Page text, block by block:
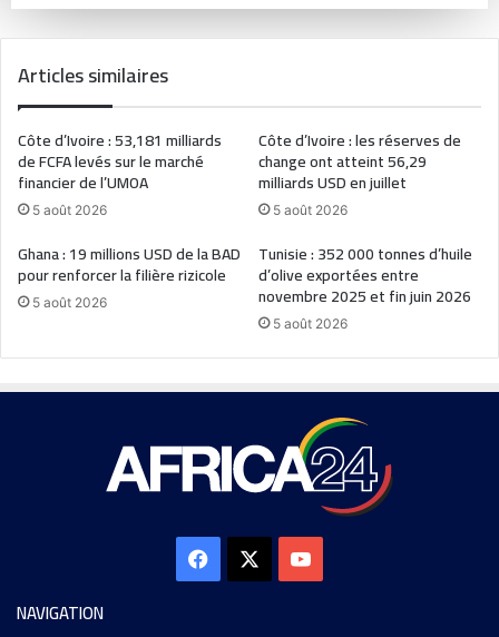
Articles similaires
Côte d’Ivoire : 53,181 milliards
de FCFA levés sur le marché
financier de l’UMOA
5 août 2026
Côte d’Ivoire : les réserves de
change ont atteint 56,29
milliards USD en juillet
5 août 2026
Ghana : 19 millions USD de la BAD
pour renforcer la filière rizicole
5 août 2026
Tunisie : 352 000 tonnes d’huile
d’olive exportées entre
novembre 2025 et fin juin 2026
5 août 2026
NAVIGATION